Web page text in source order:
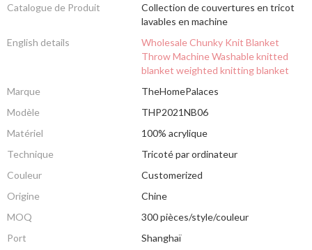
Catalogue de Produit
Collection de couvertures en tricot
lavables en machine
English details
Wholesale Chunky Knit Blanket
Throw Machine Washable knitted
blanket weighted knitting blanket
Marque
TheHomePalaces
Modèle
THP2021NB06
Matériel
100% acrylique
Technique
Tricoté par ordinateur
Couleur
Customerized
Origine
Chine
MOQ
300 pièces/style/couleur
Port
Shanghaï